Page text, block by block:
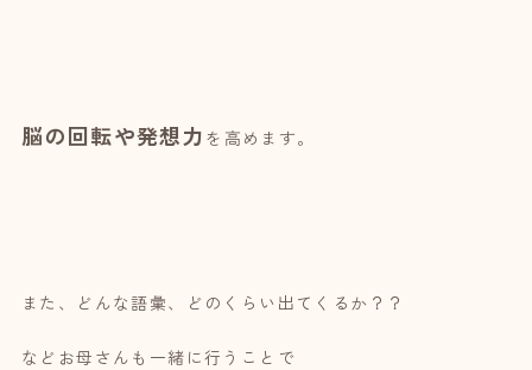
脳の回転や発想力 を高めます。
また、どんな語彙、どのくらい出てくるか？？
などお母さんも一緒に行うことで